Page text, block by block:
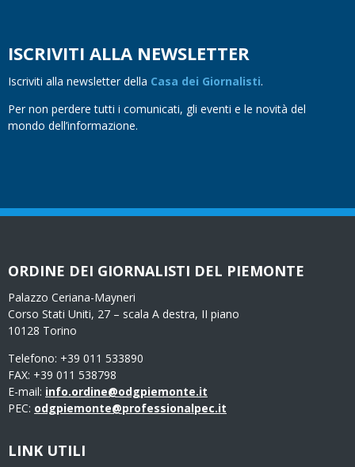
ISCRIVITI ALLA NEWSLETTER
Iscriviti alla newsletter della Casa dei Giornalisti.
Per non perdere tutti i comunicati, gli eventi e le novità del
mondo dell’informazione.
ORDINE DEI GIORNALISTI DEL PIEMONTE
Palazzo Ceriana-Mayneri
Corso Stati Uniti, 27 – scala A destra, II piano
10128 Torino
Telefono: +39 011 533890
FAX: +39 011 538798
E-mail: info.ordine@odgpiemonte.it
PEC: odgpiemonte@professionalpec.it
LINK UTILI